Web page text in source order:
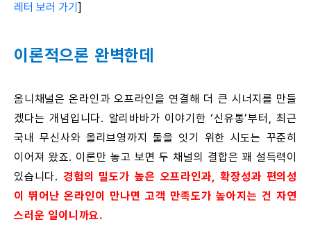
레터 보러 가기 ]
이론적으론 완벽한데
옴니채널은 온라인과 오프라인을 연결해 더 큰 시너지를 만들
겠다는 개념입니다. 알리바바가 이야기한 ‘신유통’부터, 최근
국내 무신사와 올리브영까지 둘을 잇기 위한 시도는 꾸준히
이어져 왔죠. 이론만 놓고 보면 두 채널의 결합은 꽤 설득력이
있습니다.경험의 밀도가 높은 오프라인과, 확장성과 편의성
이 뛰어난 온라인이 만나면 고객 만족도가 높아지는 건 자연
스러운 일이니까요.